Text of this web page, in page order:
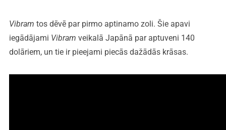
Vibram tos dēvē par pirmo aptinamo zoli. Šie apavi
iegādājami Vibram veikalā Japānā par aptuveni 140
dolāriem, un tie ir pieejami piecās dažādās krāsas.